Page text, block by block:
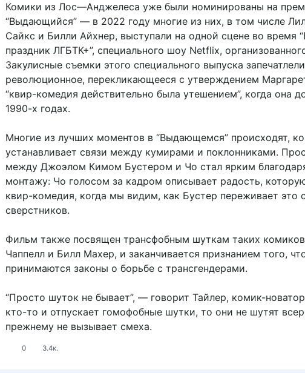
Комики из Лос—Анджелеса уже были номинированы на
“Выдающийся” — в 2022 году многие из них, в том числе
Сайкс и Билли Айхнер, выступали на одной сцене во время
праздник ЛГБТК+”, специального шоу Netflix,
Закулисные съемки этого специального выпуска
революционное, перекликающееся с утверждением
“квир-комедия действительно была утешением”, когда она
1990-х годах.
Многие из лучших моментов в “Выдающемся” происходят,
устанавливает связи между кумирами и поклонниками.
между Джоэлом Кимом Бустером и Чо стал ярким
монтажу: Чо голосом за кадром описывает радость,
квир-комедия, когда мы видим, как Бустер переживает это
сверстников.
Фильм также посвящен трансфобным шуткам таких
Чаппелл и Билл Махер, и заканчивается признанием того,
принимаются законы о борьбе с трансгендерами.
“Просто шуток не бывает”, — говорит Тайлер, комик-
кто-то и отпускает гомофобные шутки, то они не шутят
прежнему не вызывает смеха.
0 3.4к.